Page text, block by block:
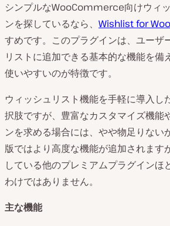
シンプルなWooCommerce向けウィ
ンを探しているなら、 Wishlist for
すめです。このプラグインは、ユーザ
リストに追加できる基本的な機能を備
使いやすいのが特徴です。
ウィッシュリスト機能を手軽に導入し
択肢ですが、豊富なカスタマイズ機能
ンを求める場合には、やや物足りない
版ではより高度な機能が追加されます
している他のプレミアムプラグインほ
わけではありません。
主な機能